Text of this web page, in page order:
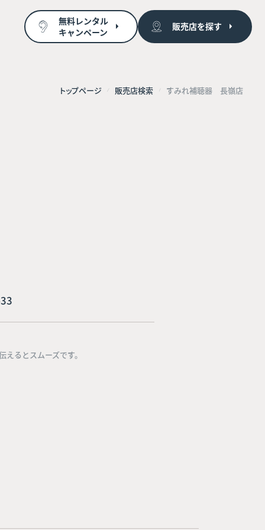
無料レンタル
キャンペーン
販売店を探す
トップページ 販売店検索 すみれ補聴器 長嶺店
るとスムーズです。